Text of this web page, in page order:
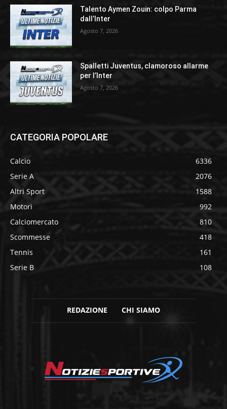
Talento Aymen Zouin: colpo Parma
dall’Inter
Agosto 7, 2026
Spalletti Juventus, clamoroso allarme
per l’Inter
Agosto 7, 2026
CATEGORIA POPOLARE
Calcio
6336
Serie A
2076
Altri Sport
1588
Motori
992
Calciomercato
810
Scommesse
418
Tennis
161
Serie B
108
REDAZIONE CHI SIAMO